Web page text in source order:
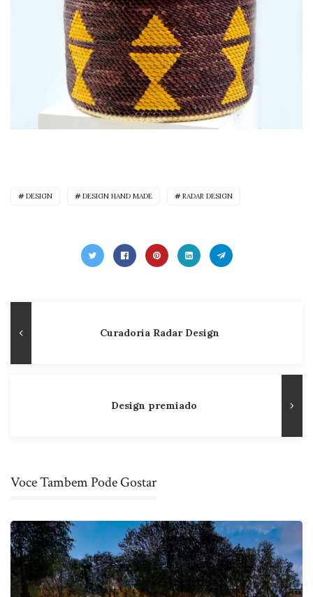
DESIGN DESIGN HAND MADE RADAR DESIGN
de
Post
Publicação
Curadoria Radar Design
Design premiado
Voce Tambem Pode Gostar